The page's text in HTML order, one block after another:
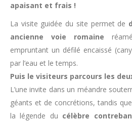
apaisant et frais !
La visite guidée du site permet de
ancienne voie romaine
empruntant un défilé encaissé
par l’eau et le temps.
Puis le visiteurs parcours les
L’une invite dans un méandre
géants et de concrétions, tandis
la légende du célèbre